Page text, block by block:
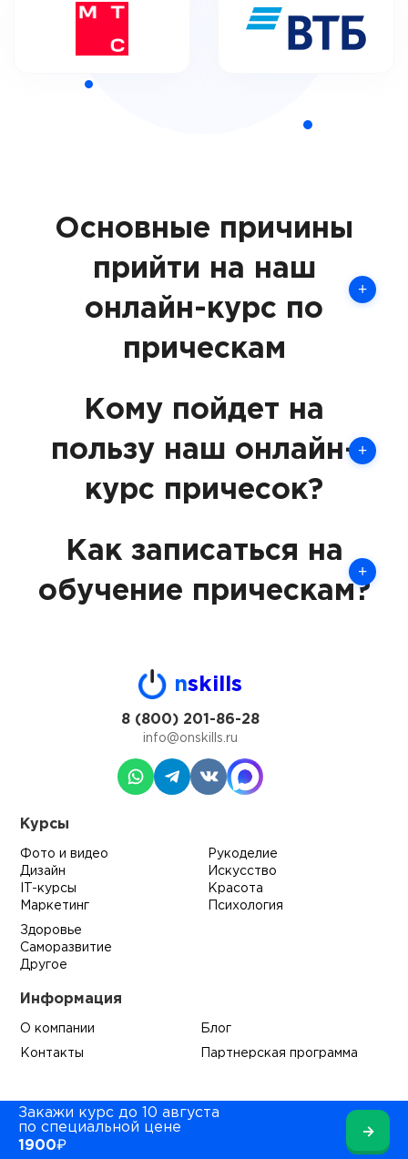
Основные причины
прийти на наш
онлайн-курс по
прическам
+
Кому пойдет на
пользу наш онлайн-
курс причесок?
+
Как записаться на
обучение прическам?
+
Закажи курс до 10 августа
по специальной цене
1900₽
→
nskills
8 (800) 201-86-28
info@onskills.ru
Курсы
Фото и видео
Дизайн
IT-курсы
Маркетинг
Рукоделие
Искусство
Красота
Психология
Здоровье
Саморазвитие
Другое
Информация
О компании Блог
Контакты Партнерская программа